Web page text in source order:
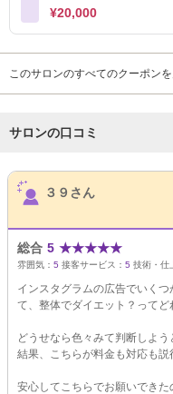
¥20,000
このサロンのすべてのクーポン
サロンの口コミ
サロンPick Up
３９さん
総合 5 ★★★★★
雰囲気： 5 接客サービス： 5 技術・仕
インスタグラムの広告でいく
て、整体でダイエット？ってど
どうせなら色々みて判断しよ
結果、こちらが料金も対応も説
安心してこちらでお願いでき